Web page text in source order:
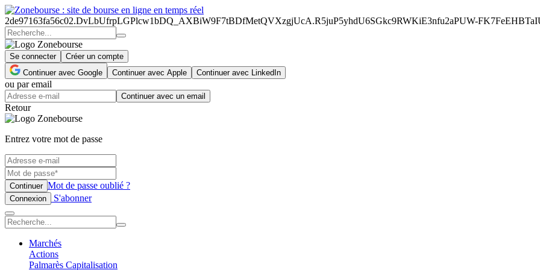
2de97163fa56c02.DvLbUfrpLGPlcw1bDQ_AXBiW9F7tBDfMetQVXzgjUcA.R5juP5yhdU6SGkc9RWKiE3nfu2aPUW-
Se connecter
Créer un compte
Continuer avec Google
Continuer avec Apple Continuer avec LinkedIn
ou par email
Continuer avec un email
Retour
Entrez votre mot de passe
Continuer Mot de passe oublié ?
Connexion S'abonner
Marchés
Actions
Palmarès Capitalisation